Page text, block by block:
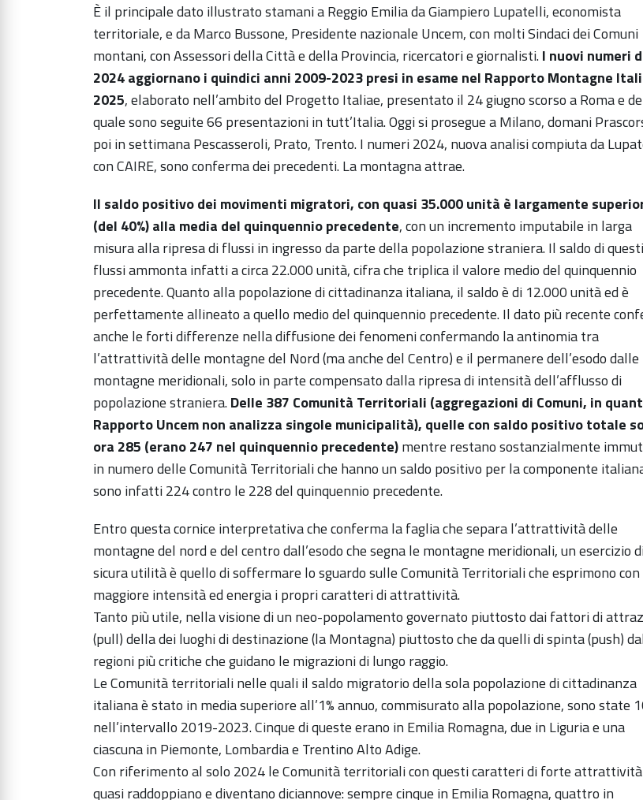
È il principale dato illustrato stamani a Reggio Emilia da Giampiero Lupatelli, economista
territoriale, e da Marco Bussone, Presidente nazionale Uncem, con molti Sindaci dei Comuni
montani, con Assessori della Città e della Provincia, ricercatori e giornalisti.I nuovi numeri
2024 aggiornano i quindici anni 2009-2023 presi in esame nel Rapporto Montagne
2025, elaborato nell’ambito del Progetto Italiae, presentato il 24 giugno scorso a Roma e
quale sono seguite 66 presentazioni in tutt’Italia. Oggi si prosegue a Milano, domani
poi in settimana Pescasseroli, Prato, Trento. I numeri 2024, nuova analisi compiuta da
con CAIRE, sono conferma dei precedenti. La montagna attrae.
Il saldo positivo dei movimenti migratori, con quasi 35.000 unità è largamente
(del 40%) alla media del quinquennio precedente, con un incremento imputabile in larga
misura alla ripresa di flussi in ingresso da parte della popolazione straniera. Il saldo di questi
flussi ammonta infatti a circa 22.000 unità, cifra che triplica il valore medio del quinquennio
precedente. Quanto alla popolazione di cittadinanza italiana, il saldo è di 12.000 unità ed è
perfettamente allineato a quello medio del quinquennio precedente. Il dato più recente
anche le forti differenze nella diffusione dei fenomeni confermando la antinomia tra
l’attrattività delle montagne del Nord (ma anche del Centro) e il permanere dell’esodo dalle
montagne meridionali, solo in parte compensato dalla ripresa di intensità dell’afflusso di
popolazione straniera.Delle 387 Comunità Territoriali (aggregazioni di Comuni, in
Rapporto Uncem non analizza singole municipalità), quelle con saldo positivo totale
ora 285 (erano 247 nel quinquennio precedente)mentre restano sostanzialmente
in numero delle Comunità Territoriali che hanno un saldo positivo per la componente
sono infatti 224 contro le 228 del quinquennio precedente.
Entro questa cornice interpretativa che conferma la faglia che separa l’attrattività delle
montagne del nord e del centro dall’esodo che segna le montagne meridionali, un esercizio
sicura utilità è quello di soffermare lo sguardo sulle Comunità Territoriali che esprimono con
maggiore intensità ed energia i propri caratteri di attrattività.
Tanto più utile, nella visione di un neo-popolamento governato piuttosto dai fattori di
(pull) della dei luoghi di destinazione (la Montagna) piuttosto che da quelli di spinta (push)
regioni più critiche che guidano le migrazioni di lungo raggio.
Le Comunità territoriali nelle quali il saldo migratorio della sola popolazione di cittadinanza
italiana è stato in media superiore all’1% annuo, commisurato alla popolazione, sono state
nell’intervallo 2019-2023. Cinque di queste erano in Emilia Romagna, due in Liguria e una
ciascuna in Piemonte, Lombardia e Trentino Alto Adige.
Con riferimento al solo 2024 le Comunità territoriali con questi caratteri di forte attrattività
quasi raddoppiano e diventano diciannove: sempre cinque in Emilia Romagna, quattro in